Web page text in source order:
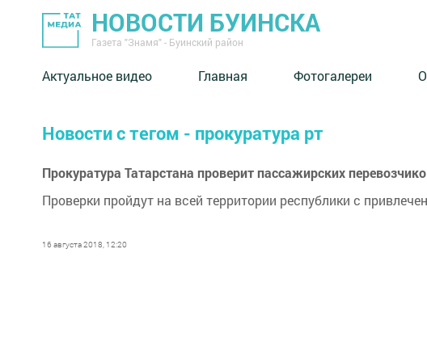
НОВОСТИ БУИНСКА
Газета "Знамя" - Буинский район
Актуальное видео Главная Фотогалереи
Новости с тегом - прокуратура рт
Прокуратура Татарстана проверит пассажирских
Проверки пройдут на всей территории республики с
16 августа 2018, 12:20